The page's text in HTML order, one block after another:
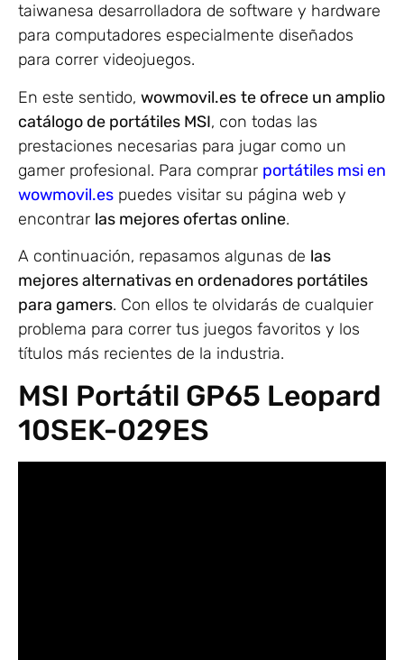
taiwanesa desarrolladora de software y hardware
para computadores especialmente diseñados
para correr videojuegos.
En este sentido, wowmovil.es te ofrece un amplio
catálogo de portátiles MSI, con todas las
prestaciones necesarias para jugar como un
gamer profesional. Para comprar portátiles msi en
wowmovil.es puedes visitar su página web y
encontrar las mejores ofertas online.
A continuación, repasamos algunas de las
mejores alternativas en ordenadores portátiles
para gamers. Con ellos te olvidarás de cualquier
problema para correr tus juegos favoritos y los
títulos más recientes de la industria.
MSI Portátil GP65 Leopard
10SEK-029ES